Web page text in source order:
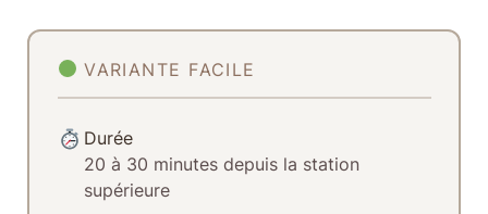
VARIANTE FACILE
Durée
20 à 30 minutes depuis la station
supérieure